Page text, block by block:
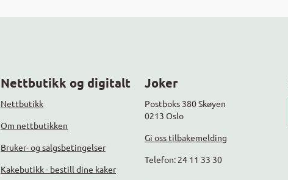
Nettbutikk og digitalt
Nettbutikk
Om nettbutikken
Bruker- og salgsbetingelser
Kakebutikk - bestill dine kaker
Joker
Postboks 380 Skøyen
0213 Oslo
Gi oss tilbakemelding
Telefon: 24 11 33 30